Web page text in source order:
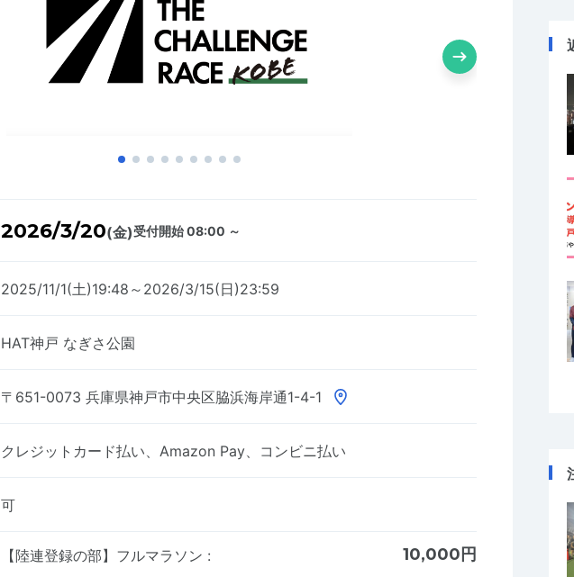
2026/3/20(金)受付開始 08:00 ～
2025/11/1(土)19:48～2026/3/15(日)23:59
HAT神戸 なぎさ公園
〒651-0073 兵庫県神戸市中央区脇浜海岸通1-4-1
クレジットカード払い、Amazon Pay、コンビニ払い
可
【陸連登録の部】フルマラソン : 10,000円